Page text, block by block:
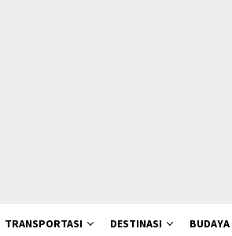
TRANSPORTASI DESTINASI